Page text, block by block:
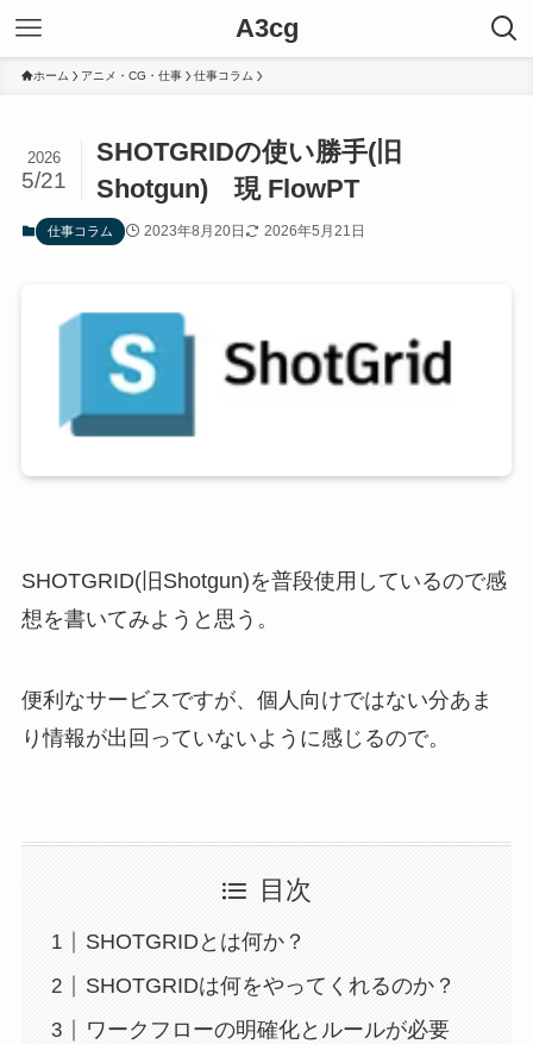
A3cg
ホーム アニメ・CG・仕事 仕事コラム
SHOTGRIDの使い勝手(旧
Shotgun) 現 FlowPT
2026
5/21
仕事コラム 2023年8月20日 2026年5月21日
SHOTGRID(旧Shotgun)を普段使用しているので感
想を書いてみようと思う。
便利なサービスですが、個人向けではない分あま
り情報が出回っていないように感じるので。
目次
SHOTGRIDとは何か？
SHOTGRIDは何をやってくれるのか？
ワークフローの明確化とルールが必要